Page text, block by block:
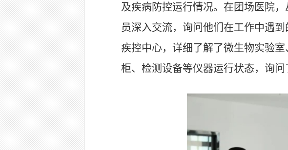
及疾病防控运行情况。在团场医院
员深入交流，询问他们在工作中遇
疾控中心，详细了解了微生物实验
柜、检测设备等仪器运行状态，询